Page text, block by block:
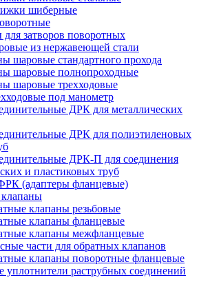
шиберные
для затворов поворотных
из нержавеющей стали
шаровые стандартного прохода
шаровые полнопроходные
шаровые трехходовые
под манометр
ДРК для металлических
ДРК для полиэтиленовых
ДРК-П для соединения
и пластиковых труб
(адаптеры фланцевые)
клапаны резьбовые
клапаны фланцевые
клапаны межфланцевые
части для обратных клапанов
клапаны поворотные фланцевые
уплотнители раструбных соединений